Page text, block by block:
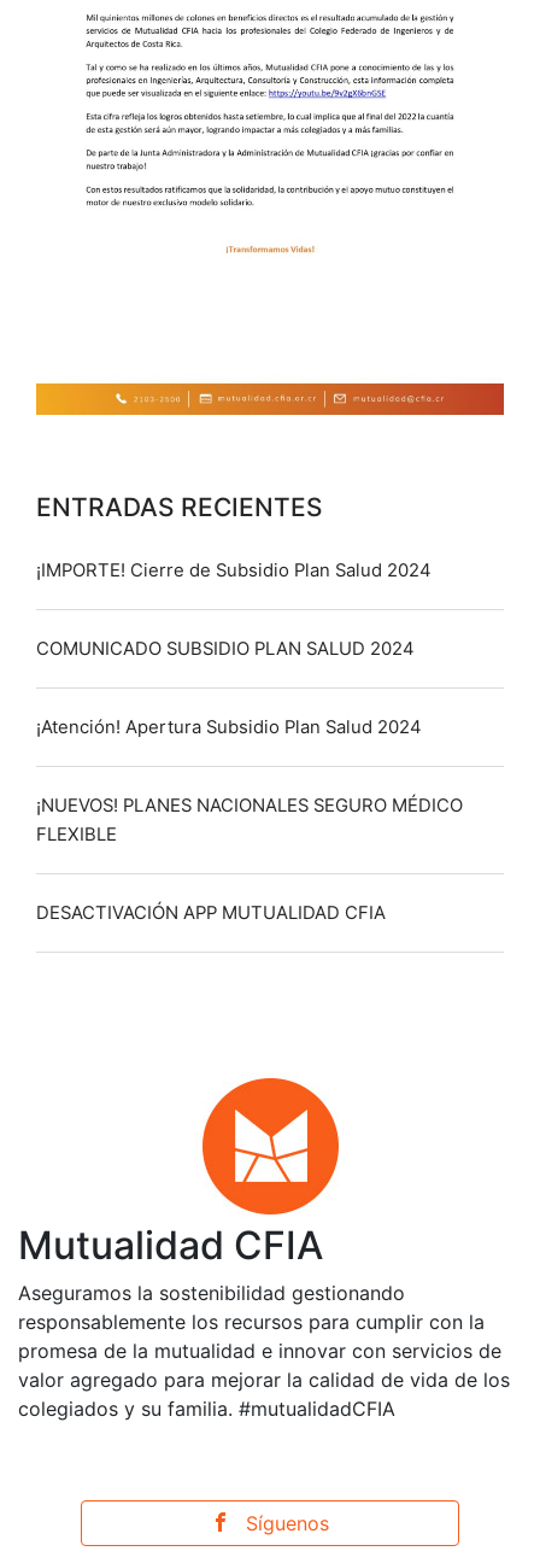
ENTRADAS RECIENTES
¡IMPORTE! Cierre de Subsidio Plan Salud 2024
COMUNICADO SUBSIDIO PLAN SALUD 2024
¡Atención! Apertura Subsidio Plan Salud 2024
¡NUEVOS! PLANES NACIONALES SEGURO MÉDICO
FLEXIBLE
DESACTIVACIÓN APP MUTUALIDAD CFIA
Mutualidad CFIA
Aseguramos la sostenibilidad gestionando
responsablemente los recursos para cumplir con la
promesa de la mutualidad e innovar con servicios de
valor agregado para mejorar la calidad de vida de los
colegiados y su familia. #mutualidadCFIA
Síguenos